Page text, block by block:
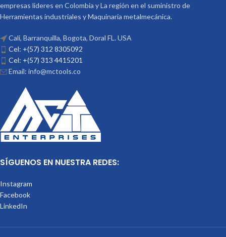
empresas lideres en Colombia y La región en el suministro de
Herramientas industriales y Maquinaria metalmecánica.
Cali, Barranquilla, Bogota, Doral FL. USA
Cel: +(57) 312 8305092
Cel: +(57) 313 4415201
Email: info@mctools.co
SÍGUENOS EN NUESTRA REDES:
Instagram
Facebook
LinkedIn